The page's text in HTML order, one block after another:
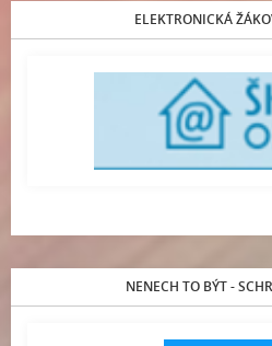
ELEKTRONICKÁ
NENECH TO BÝT -